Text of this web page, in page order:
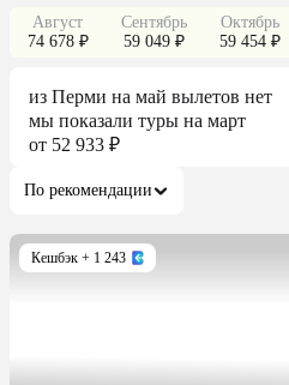
Август
74 678 ₽
Сентябрь
59 049 ₽
Октябрь
59 454 ₽
из Перми на май вылетов нет
мы показали туры на март
от 52 933 ₽
По рекомендации
Кешбэк + 1 243